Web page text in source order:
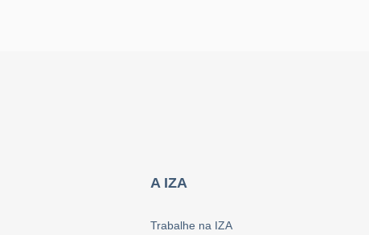
A IZA
Trabalhe na IZA